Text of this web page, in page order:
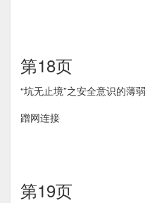
第18页
“坑无止境”之安全意识的薄
蹭网连接
第19页